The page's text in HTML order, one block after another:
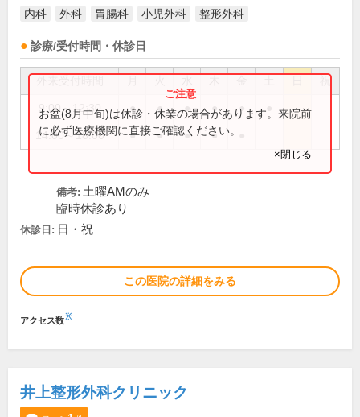
内科 外科 胃腸科 小児外科 整形外科
診療/受付時間・休診日
祝
9:00～12:30 ● ● ● ● ●
14:00～18:00 ● ● ● ●
お盆(8月中旬)は休診・休業の場合があります。来院前
に必ず医療機関に直接ご確認ください。
×閉じる
備考: 土曜AMのみ
臨時休診あり
休診日: 日・祝
この医院の詳細をみる
アクセス数※
井上整形外科クリニック